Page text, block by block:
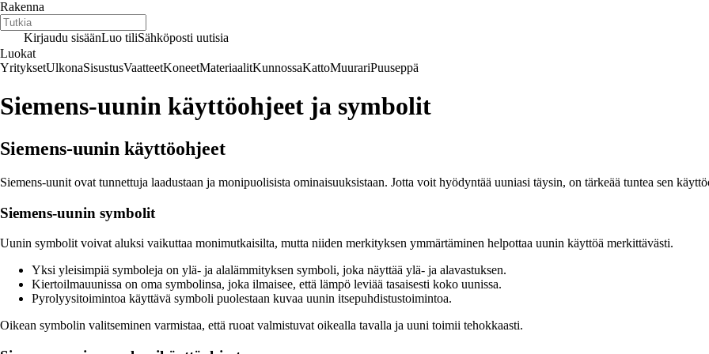
Rakenna
Kirjaudu sisäänLuo tiliSähköposti uutisia
Luokat
YrityksetUlkonaSisustusVaatteetKoneetMateriaalitKunnossaKattoMuurariPuuseppä
Siemens-uunin käyttöohjeet ja symbolit
Siemens-uunin käyttöohjeet
Siemens-uunit ovat tunnettuja laadustaan ja monipuolisista ominaisuuksistaan. Jotta voit hyödyntää uuniasi täysin, on tärkeää tuntea sen
Siemens-uunin symbolit
Uunin symbolit voivat aluksi vaikuttaa monimutkaisilta, mutta niiden merkityksen ymmärtäminen helpottaa uunin käyttöä merkittävästi.
Yksi yleisimpiä symboleja on ylä- ja alalämmityksen symboli, joka näyttää ylä- ja alavastuksen.
Kiertoilmauunissa on oma symbolinsa, joka ilmaisee, että lämpö leviää tasaisesti koko uunissa.
Pyrolyysitoimintoa käyttävä symboli puolestaan kuvaa uunin itsepuhdistustoimintoa.
Oikean symbolin valitseminen varmistaa, että ruoat valmistuvat oikealla tavalla ja uuni toimii tehokkaasti.